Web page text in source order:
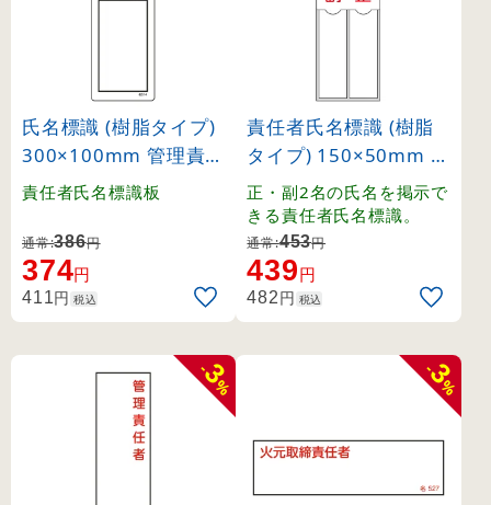
氏名標識 (樹脂タイプ)
300×100mm 管理責任
者 (46514)
責任者氏名標識板
通常:386円
374円
411円 税込
責任者氏名標識 (樹脂
タイプ) 150×50mm 2
名用 管理責任者 (4620
3)
正・副2名の氏名を掲示で
きる責任者氏名標識。
通常:453円
439円
482円 税込
-
3
%
-
3
%